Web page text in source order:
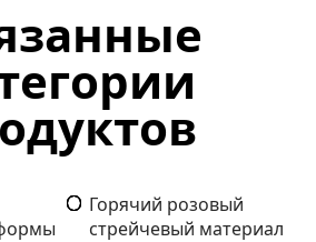
Горячий розовый
стрейчевый материал